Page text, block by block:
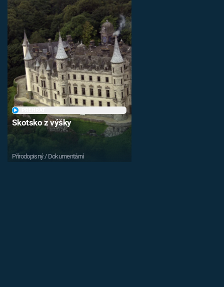
Skotsko z výšky
Přírodopisný / Dokumentární